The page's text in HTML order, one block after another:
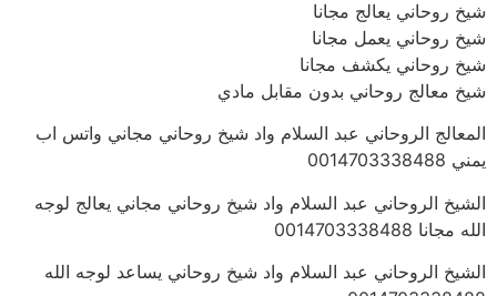
شيخ روحاني يعالج مجانا
شيخ روحاني يعمل مجانا
شيخ روحاني يكشف مجانا
شيخ معالج روحاني بدون مقابل مادي
المعالج الروحاني عبد السلام واد شيخ روحاني مجاني واتس اب
يمني 0014703338488
الشيخ الروحاني عبد السلام واد شيخ روحاني مجاني يعالج لوجه
الله مجانا 0014703338488
الشيخ الروحاني عبد السلام واد شيخ روحاني يساعد لوجه الله